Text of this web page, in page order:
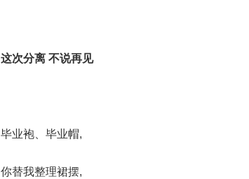
这次分离 不说再见
毕业袍、毕业帽,
你替我整理裙摆,